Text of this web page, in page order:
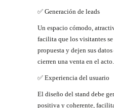
✅ Generación de leads
Un espacio cómodo,
facilita que los visitantes se
propuesta y dejen sus
cierren una venta en el acto.
✅ Experiencia del usuario
El diseño del stand debe
positiva y coherente,